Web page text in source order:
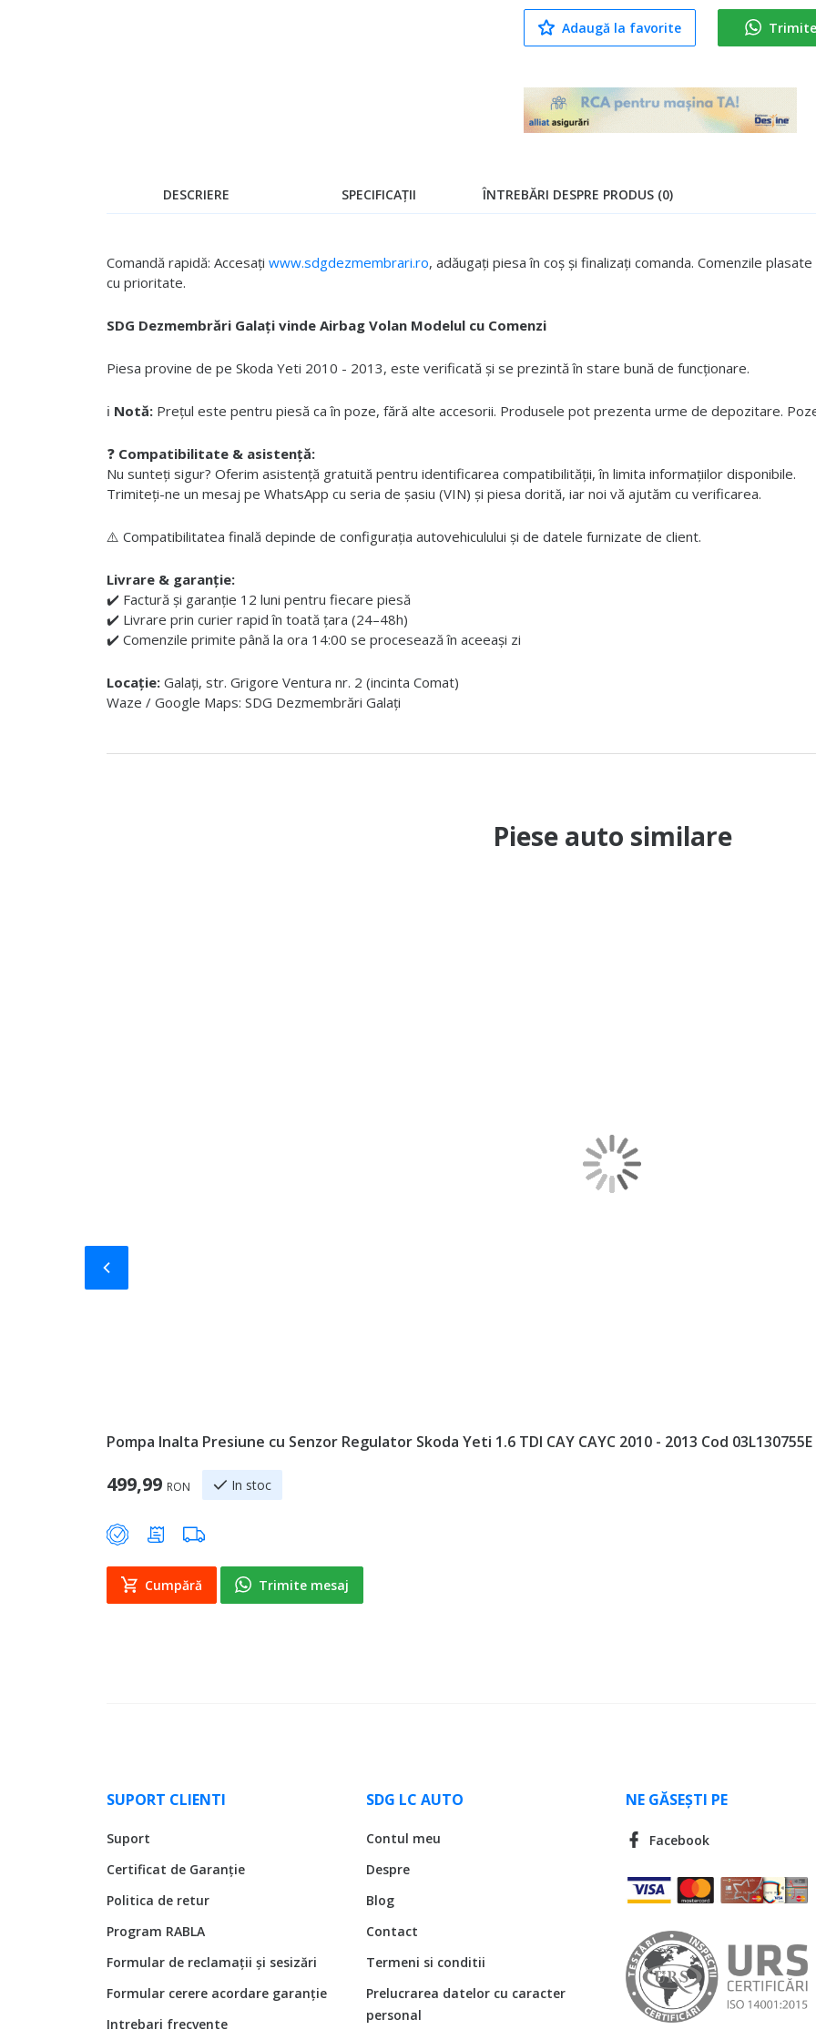
Adaugă la favorite
DESCRIERE
Comandă rapidă: Accesați www.sdgdezmembrari.ro, adăugați piesa în coș și finalizați comanda. Comenzile
cu prioritate.
SDG Dezmembrări Galați vinde Airbag Volan Modelul cu Comenzi
Piesa provine de pe Skoda Yeti 2010 - 2013, este verificată și se prezintă în stare bună de funcționare.
ℹ️ Notă: Prețul este pentru piesă ca în poze, fără alte accesorii. Produsele pot prezenta urme de depozitare.
❓ Compatibilitate & asistență:
Nu sunteți sigur? Oferim asistență gratuită pentru identificarea compatibilității, în limita informațiilor disponibile.
Trimiteți-ne un mesaj pe WhatsApp cu seria de șasiu (VIN) și piesa dorită, iar noi vă ajutăm cu verificarea.
⚠️ Compatibilitatea finală depinde de configurația autovehiculului și de datele furnizate de client.
Livrare & garanție:
✔️ Factură și garanție 12 luni pentru fiecare piesă
✔️ Livrare prin curier rapid în toată țara (24–48h)
✔️ Comenzile primite până la ora 14:00 se procesează în aceeași zi
Locație: Galați, str. Grigore Ventura nr. 2 (incinta Comat)
Waze / Google Maps: SDG Dezmembrări Galați
SPECIFICAȚII ÎNTREBĂRI DESPRE PRODUS (0)
Piese auto similare
Pompa Inalta Presiune cu Senzor Regulator Skoda Yeti 1.6 TDI CAY CAYC 2010 - 2013 Cod 03L130755E
499,99 RON In stoc
Cumpără Trimite mesaj
Slide-ul anterior
SUPORT CLIENTI
Suport
Certificat de Garanție
Politica de retur
Program RABLA
Formular de reclamații și sesizări
Formular cerere acordare garanție
Intrebari frecvente
SDG LC AUTO
Contul meu
Despre
Blog
Contact
Termeni si conditii
Prelucrarea datelor cu caracter
personal
NE GĂSEȘTI PE
Facebook